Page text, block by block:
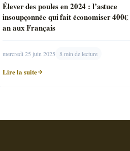
Élever des poules en 2024 : l’astuce
insoupçonnée qui fait économiser
an aux Français
mercredi 25 juin 2025 8 min de lecture
Lire la suite